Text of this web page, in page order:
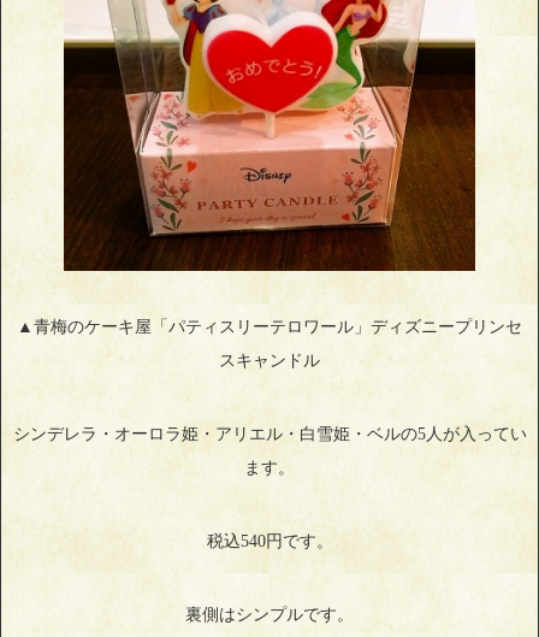
▲青梅のケーキ屋「パティスリーテロワール」ディズニープリンセ
スキャンドル
シンデレラ・オーロラ姫・アリエル・白雪姫・ベルの5人が入ってい
ます。
税込540円です。
裏側はシンプルです。